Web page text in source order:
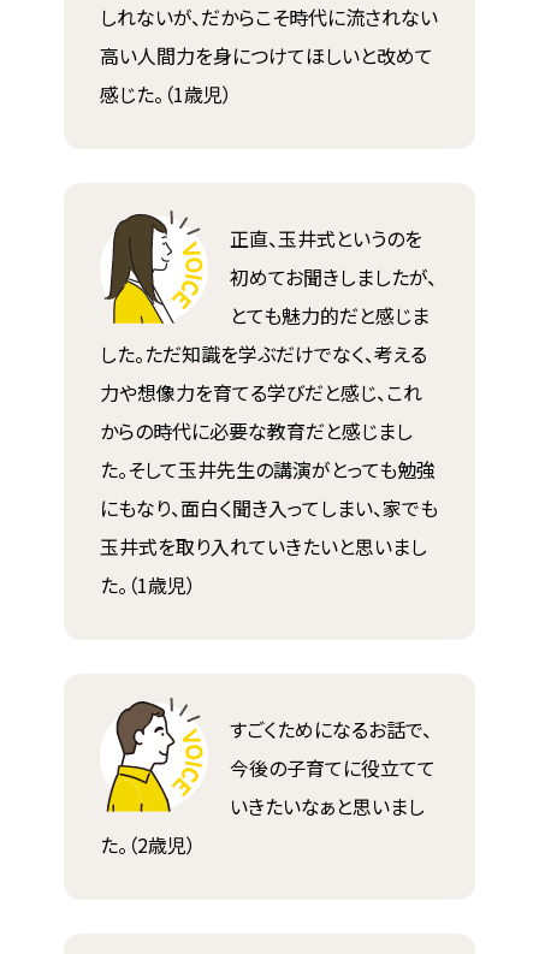
しれないが、だからこそ時代に流されない
高い人間力を身につけてほしいと改めて
感じた。（1歳児）
正直、玉井式というのを
初めてお聞きしましたが、
とても魅力的だと感じま
した。ただ知識を学ぶだけでなく、考える
力や想像力を育てる学びだと感じ、これ
からの時代に必要な教育だと感じまし
た。そして玉井先生の講演がとっても勉強
にもなり、面白く聞き入ってしまい、家でも
玉井式を取り入れていきたいと思いまし
た。（1歳児）
すごくためになるお話で、
今後の子育てに役立てて
いきたいなぁと思いまし
た。（2歳児）